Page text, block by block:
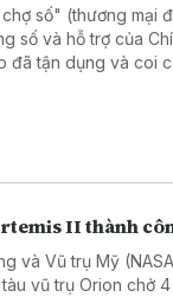
số" (thương mại
số và hỗ trợ của
đã tận dụng và coi
II thành
và Vũ trụ Mỹ
tàu vũ trụ Orion chở